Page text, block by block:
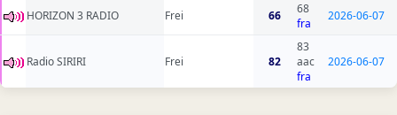
HORIZON 3 RADIO Frei 66
68
fra
2026-06-07
Radio SIRIRI Frei 82
83
aac
fra
2026-06-07